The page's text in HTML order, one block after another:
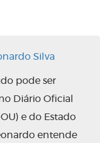
Silva
pode ser
Diário Oficial
e do Estado
entende